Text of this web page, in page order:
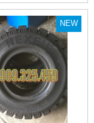
NEW